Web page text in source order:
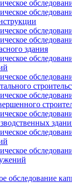
здания
обследование